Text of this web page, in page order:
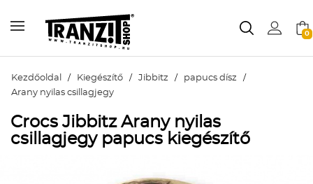
0
Kezdőoldal / Kiegészítő / Jibbitz / papucs dísz /
Arany nyilas csillagjegy
Crocs Jibbitz Arany nyilas
csillagjegy papucs kiegészítő